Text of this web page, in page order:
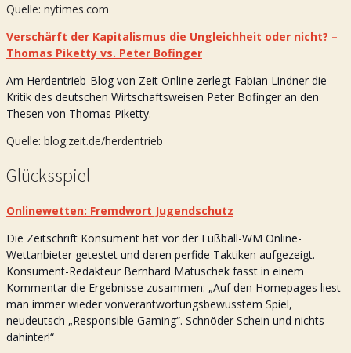
Quelle: nytimes.com
Verschärft der Kapitalismus die Ungleichheit oder nicht? –
Thomas Piketty vs. Peter Bofinger
Am Herdentrieb-Blog von Zeit Online zerlegt Fabian Lindner die
Kritik des deutschen Wirtschaftsweisen Peter Bofinger an den
Thesen von Thomas Piketty.
Quelle: blog.zeit.de/herdentrieb
Glücksspiel
Onlinewetten: Fremdwort Jugendschutz
Die Zeitschrift Konsument hat vor der Fußball-WM Online-
Wettanbieter getestet und deren perfide Taktiken aufgezeigt.
Konsument-Redakteur Bernhard Matuschek fasst in einem
Kommentar die Ergebnisse zusammen: „Auf den Homepages liest
man immer wieder vonverantwortungsbewusstem Spiel,
neudeutsch „Responsible Gaming“. Schnöder Schein und nichts
dahinter!“